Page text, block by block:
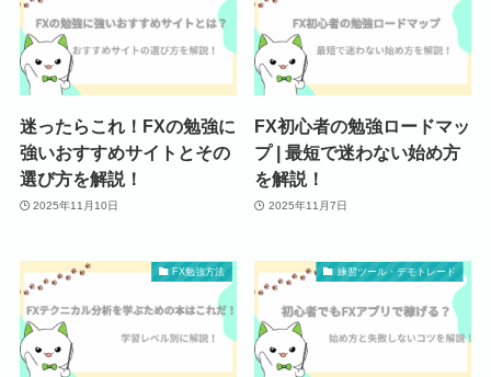
迷ったらこれ！FXの勉強に
強いおすすめサイトとその
選び方を解説！
2025年11月10日
FX初心者の勉強ロードマッ
プ | 最短で迷わない始め方
を解説！
2025年11月7日
FX勉強方法 練習ツール・デモトレード